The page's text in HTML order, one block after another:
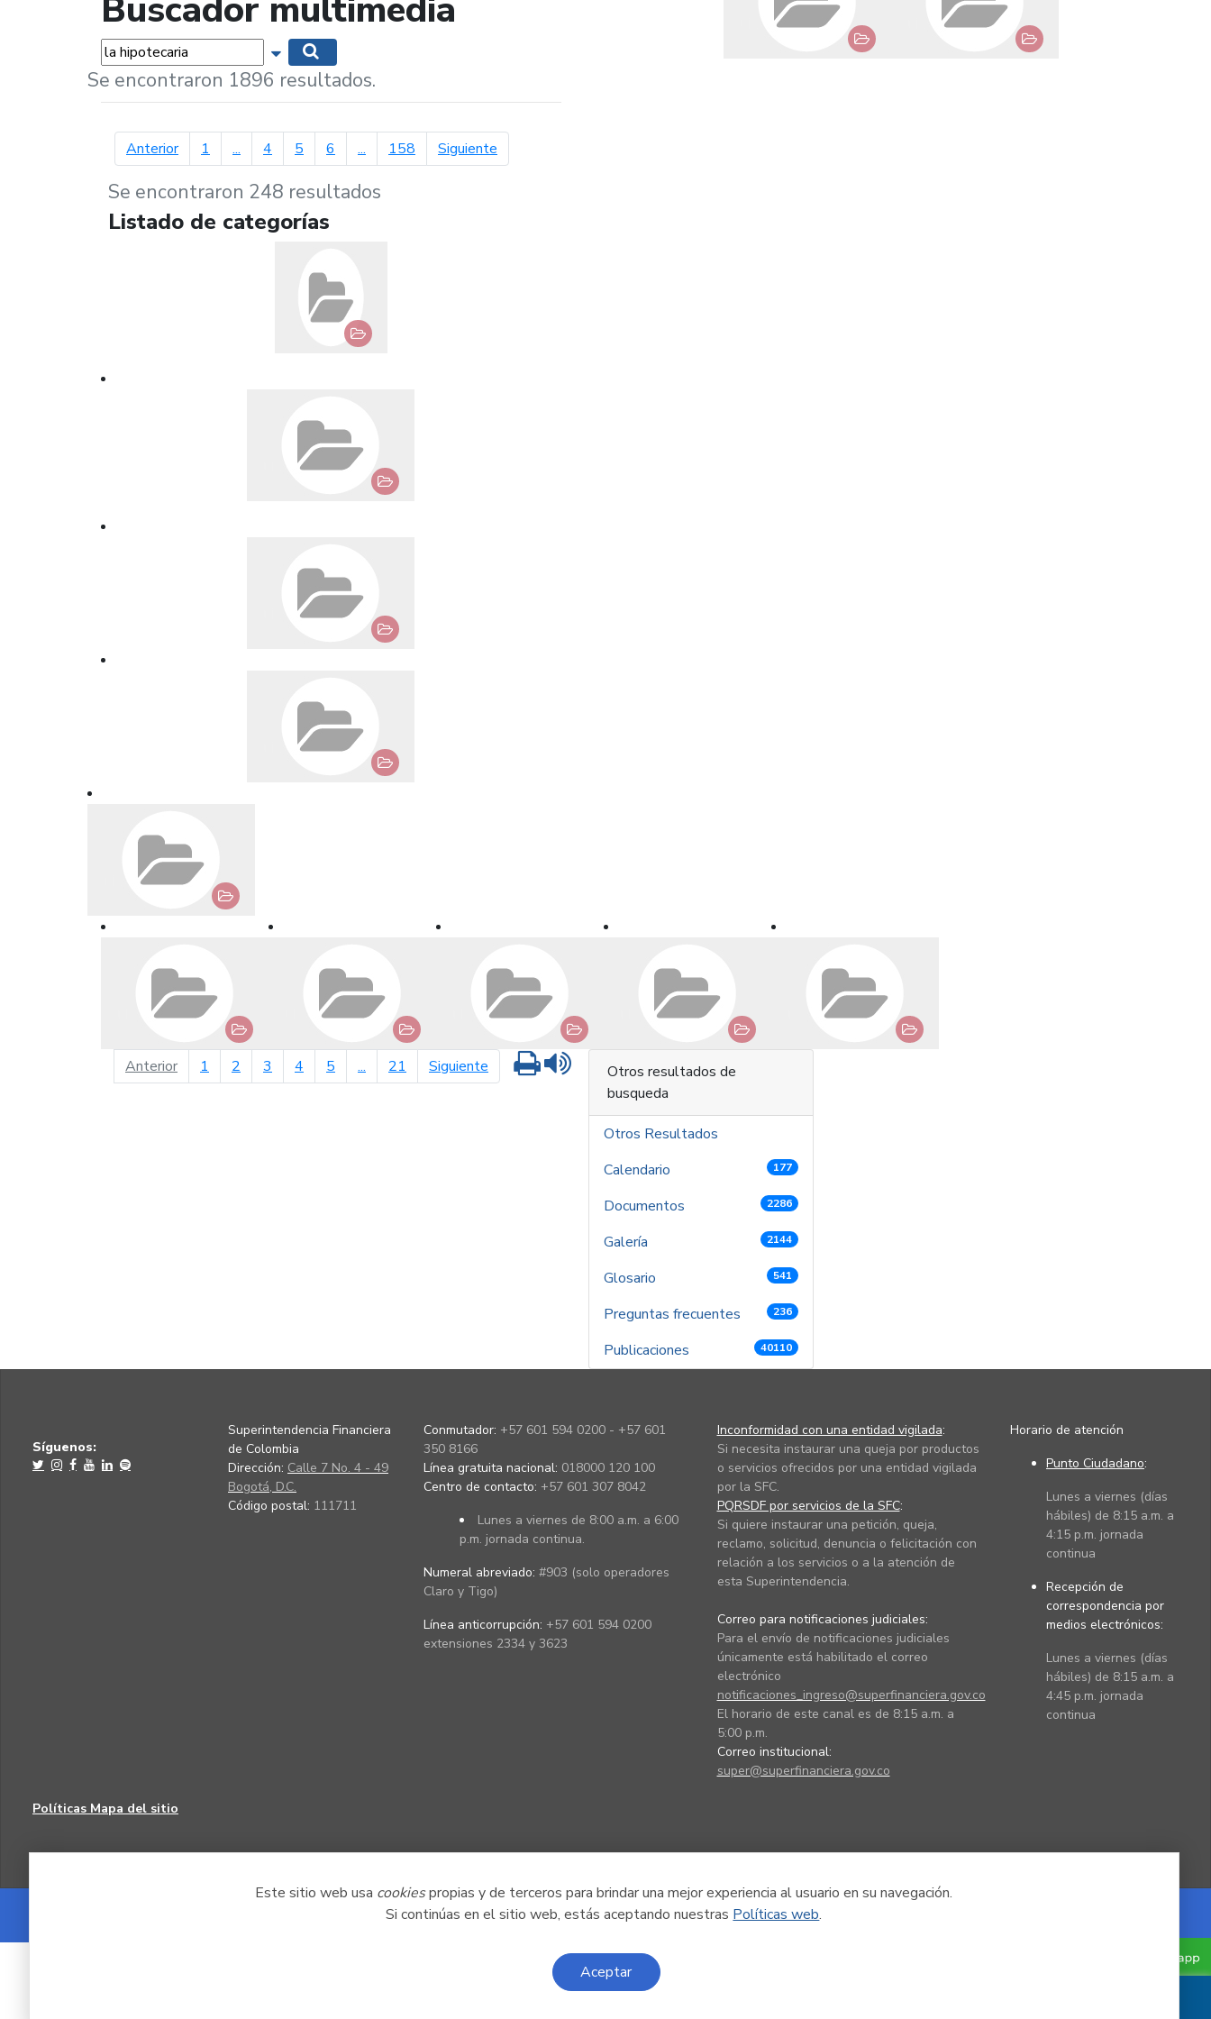
Este sitio web usa cookiespropias y de terceros para brindar una mejor experiencia al usuario en su navegación.
Si continúas en el sitio web, estás aceptando nuestras Políticas web.
Aceptar
Buscador multimedia
Palabras... Mostrar opciones de búsqueda
Se encontraron 1896 resultados.
Anteriorpágina anterior
1 ... 4 5 6 ... 158 Siguiente
Se encontraron 248 resultados
Listado de categorías
Anteriorpágina anterior
1 2 3 4 5 ... 21 Siguiente página siguiente
Imprimir
Otros resultados de
busqueda
Otros Resultados
Calendario
177
Documentos 2286
Galería 2144
Glosario 541
Preguntas frecuentes 236
Publicaciones 40110
Síguenos:
Superintendencia Financiera
de Colombia
Dirección: Calle 7 No. 4 - 49
Bogotá, D.C.
Código postal: 111711
Conmutador: +57 601 594 0200 - +57 601
350 8166
Línea gratuita nacional: 018000 120 100
Centro de contacto: +57 601 307 8042
Lunes a viernes de 8:00 a.m. a 6:00
p.m. jornada continua.
Numeral abreviado: #903 (solo operadores
Claro y Tigo)
Línea anticorrupción: +57 601 594 0200
extensiones 2334 y 3623
Inconformidad con una entidad vigilada:
Si necesita instaurar una queja por productos
o servicios ofrecidos por una entidad vigilada
por la SFC.
PQRSDF por servicios de la SFC:
Si quiere instaurar una petición, queja,
reclamo, solicitud, denuncia o felicitación con
relación a los servicios o a la atención de
esta Superintendencia.
Correo para notificaciones judiciales:
Para el envío de notificaciones judiciales
únicamente está habilitado el correo
electrónico
notificaciones_ingreso@superfinanciera.gov.co
El horario de este canal es de 8:15 a.m. a
5:00 p.m.
Correo institucional:
super@superfinanciera.gov.co
Horario de atención
Punto Ciudadano:
Lunes a viernes (días
hábiles) de 8:15 a.m. a
4:15 p.m. jornada
continua
Recepción de
correspondencia por
medios electrónicos:
Lunes a viernes (días
hábiles) de 8:15 a.m. a
4:45 p.m. jornada
continua
Políticas Mapa del sitio
Powered by Nexura